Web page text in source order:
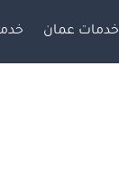
خدمات عمان